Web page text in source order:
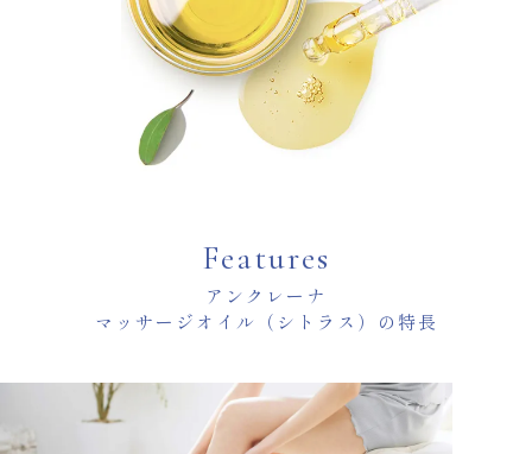
Features
アンクレーナ
マッサージオイル（シトラス）の特長